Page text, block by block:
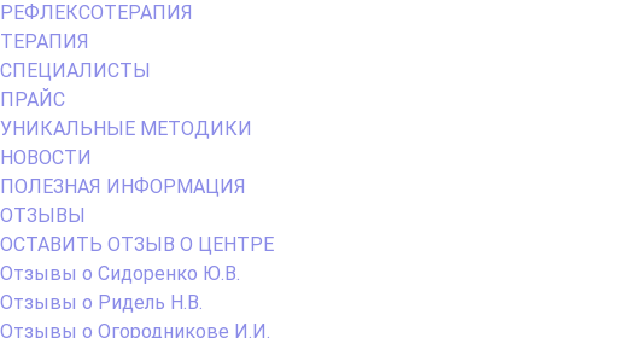
РЕФЛЕКСОТЕРАПИЯ
ТЕРАПИЯ
СПЕЦИАЛИСТЫ
ПРАЙС
УНИКАЛЬНЫЕ МЕТОДИКИ
НОВОСТИ
ПОЛЕЗНАЯ ИНФОРМАЦИЯ
ОТЗЫВЫ
ОСТАВИТЬ ОТЗЫВ О ЦЕНТРЕ
Отзывы о Сидоренко Ю.В.
Отзывы о Ридель Н.В.
Отзывы о Огородникове И.И.